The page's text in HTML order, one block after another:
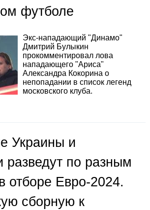
футболе
Экс-нападающий "Динамо"
Дмитрий Булыкин
прокомментировал лова
нападающего "Ариса"
Александра Кокорина о
непопадании в список легенд
московского клуба.
Украины и
разведут по разным
отборе Евро-2024.
сборную к